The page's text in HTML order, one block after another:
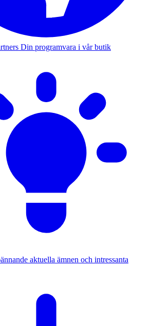
Din programvara i vår butik
aktuella ämnen och intressanta